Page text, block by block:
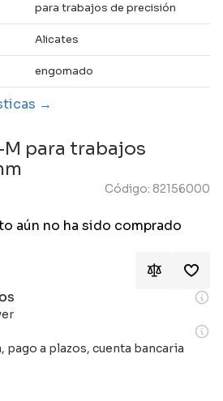
para trabajos de precisión
Alicates
engomado
para trabajos
Código: 82156000
aún no ha sido comprado
pago a plazos, cuenta bancaria